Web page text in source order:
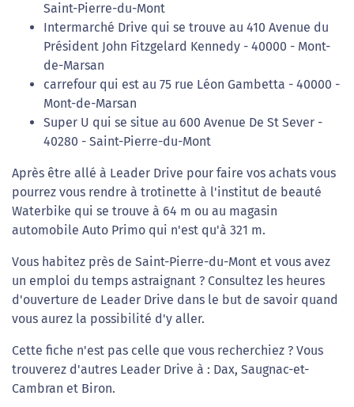
Saint-Pierre-du-Mont
Intermarché Drive qui se trouve au 410 Avenue du
Président John Fitzgelard Kennedy - 40000 - Mont-
de-Marsan
carrefour qui est au 75 rue Léon Gambetta - 40000 -
Mont-de-Marsan
Super U qui se situe au 600 Avenue De St Sever -
40280 - Saint-Pierre-du-Mont
Après être allé à Leader Drive pour faire vos achats vous
pourrez vous rendre à trotinette à l'institut de beauté
Waterbike qui se trouve à 64 m ou au magasin
automobile Auto Primo qui n'est qu'à 321 m.
Vous habitez près de Saint-Pierre-du-Mont et vous avez
un emploi du temps astraignant ? Consultez les heures
d'ouverture de Leader Drive dans le but de savoir quand
vous aurez la possibilité d'y aller.
Cette fiche n'est pas celle que vous recherchiez ? Vous
trouverez d'autres Leader Drive à : Dax, Saugnac-et-
Cambran et Biron.